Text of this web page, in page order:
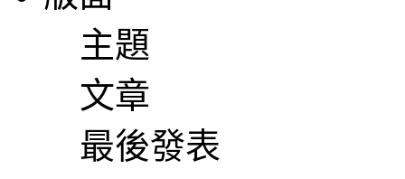
主題
文章
最後發表